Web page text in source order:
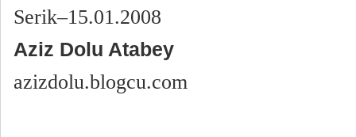
Serik–15.01.2008
Aziz Dolu Atabey
azizdolu.blogcu.com